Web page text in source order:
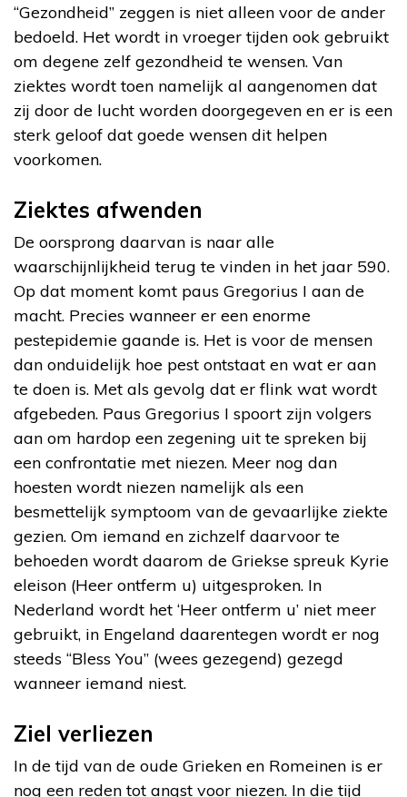
“Gezondheid” zeggen is niet alleen voor de ander
bedoeld. Het wordt in vroeger tijden ook gebruikt
om degene zelf gezondheid te wensen. Van
ziektes wordt toen namelijk al aangenomen dat
zij door de lucht worden doorgegeven en er is een
sterk geloof dat goede wensen dit helpen
voorkomen.
Ziektes afwenden
De oorsprong daarvan is naar alle
waarschijnlijkheid terug te vinden in het jaar 590.
Op dat moment komt paus Gregorius I aan de
macht. Precies wanneer er een enorme
pestepidemie gaande is. Het is voor de mensen
dan onduidelijk hoe pest ontstaat en wat er aan
te doen is. Met als gevolg dat er flink wat wordt
afgebeden. Paus Gregorius I spoort zijn volgers
aan om hardop een zegening uit te spreken bij
een confrontatie met niezen. Meer nog dan
hoesten wordt niezen namelijk als een
besmettelijk symptoom van de gevaarlijke ziekte
gezien. Om iemand en zichzelf daarvoor te
behoeden wordt daarom de Griekse spreuk Kyrie
eleison (Heer ontferm u) uitgesproken. In
Nederland wordt het ‘Heer ontferm u’ niet meer
gebruikt, in Engeland daarentegen wordt er nog
steeds “Bless You” (wees gezegend) gezegd
wanneer iemand niest.
Ziel verliezen
In de tijd van de oude Grieken en Romeinen is er
nog een reden tot angst voor niezen. In die tijd